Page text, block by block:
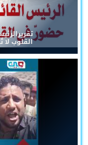
القلوب لا